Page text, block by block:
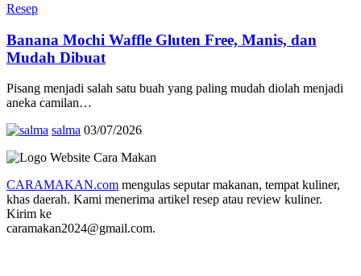
Resep
Banana Mochi Waffle Gluten Free, Manis, dan
Mudah Dibuat
Pisang menjadi salah satu buah yang paling mudah diolah menjadi
aneka camilan…
salma 03/07/2026
CARAMAKAN.com mengulas seputar makanan, tempat kuliner,
khas daerah. Kami menerima artikel resep atau review kuliner.
Kirim ke
caramakan2024@gmail.com.